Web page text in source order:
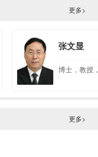
更多>
张文显
更多>